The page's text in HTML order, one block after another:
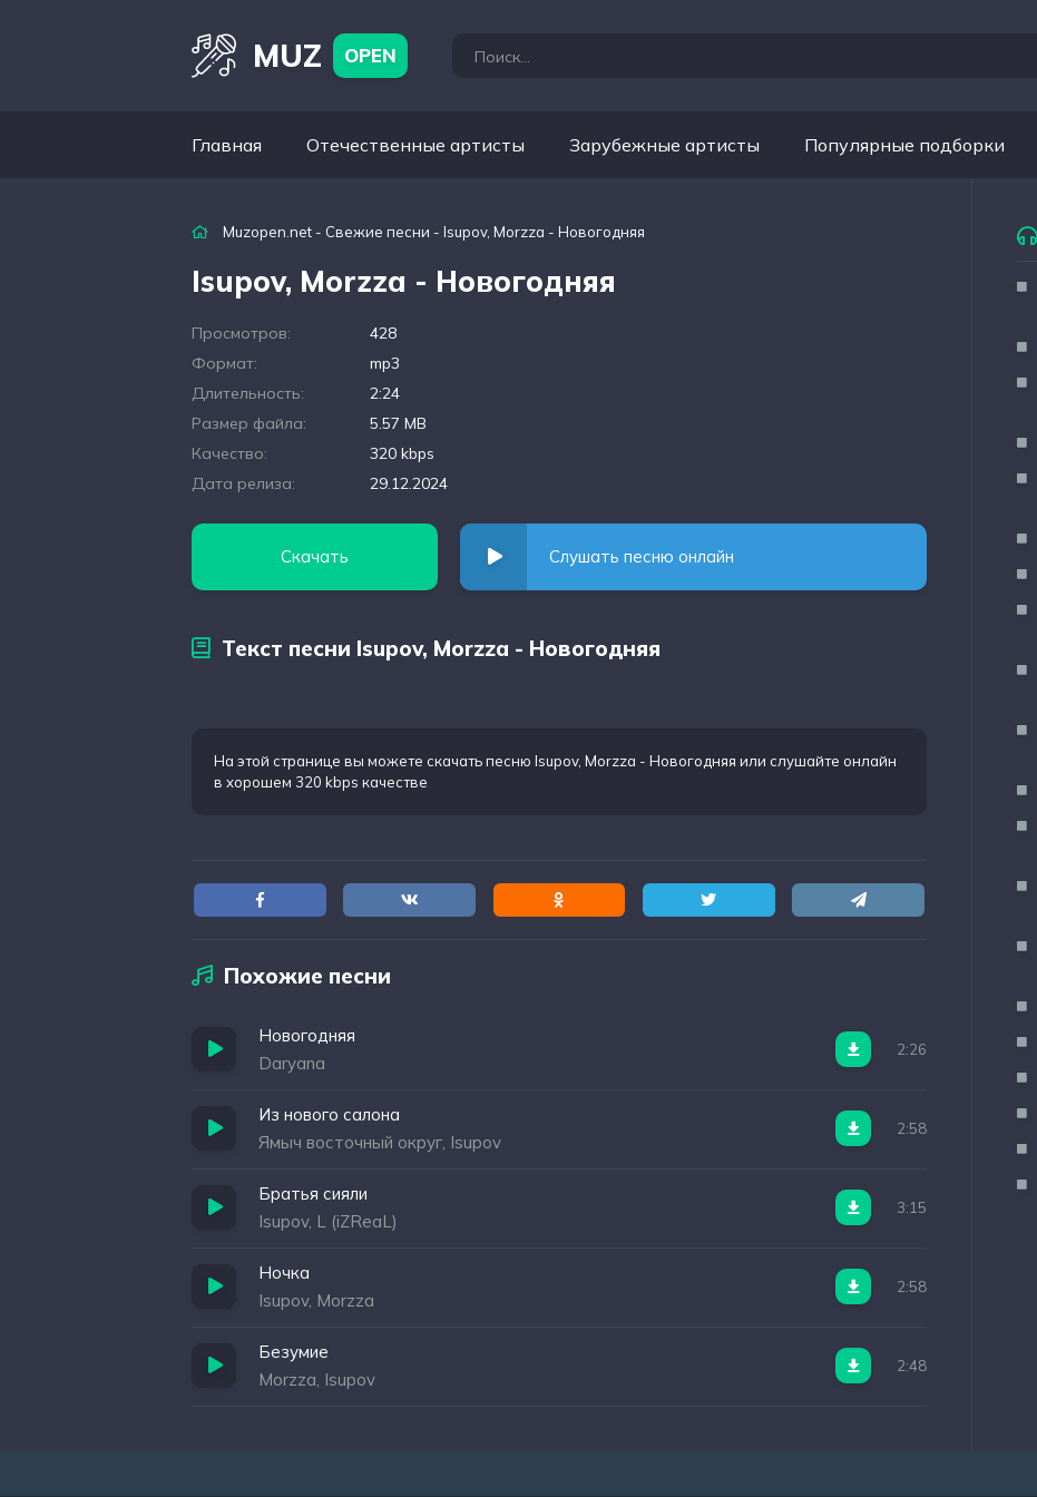
MUZ OPEN
Главная Отечественные артисты Зарубежные артисты Популярные подборки
Muzopen.net - Свежие песни - Isupov, Morzza - Новогодняя
Isupov, Morzza - Новогодняя
Просмотров:
428
Формат:
mp3
Длительность:
2:24
Размер файла:
5.57 MB
Качество:
320 kbps
Дата релиза:
29.12.2024
Скачать Слушать песню онлайн
Текст песни Isupov, Morzza - Новогодняя
На этой странице вы можете скачать песню Isupov, Morzza - Новогодняя или слушайте онлайн
в хорошем 320 kbps качестве
Похожие песни
Новогодняя
Daryana
2:26
Из нового салона
Ямыч восточный округ, Isupov
2:58
Братья сияли
Isupov, L (iZReaL)
3:15
Ночка
Isupov, Morzza
2:58
Безумие
Morzza, Isupov
2:48